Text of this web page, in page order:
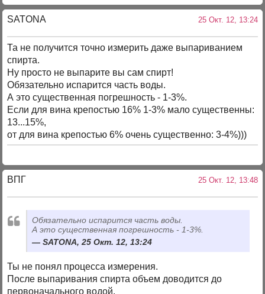
SATONA 25 Окт. 12, 13:24
Та не получится точно измерить даже выпариванием
спирта.
Ну просто не выпарите вы сам спирт!
Обязательно испарится часть воды.
А это существенная погрешность - 1-3%.
Если для вина крепостью 16% 1-3% мало существенны:
13...15%,
от для вина крепостью 6% очень существенно: 3-4%)))
ВПГ 25 Окт. 12, 13:48
Обязательно испарится часть воды.
А это существенная погрешность - 1-3%.
SATONA, 25 Окт. 12, 13:24
Ты не понял процесса измерения.
После выпаривания спирта объем доводится до
первоначального водой.